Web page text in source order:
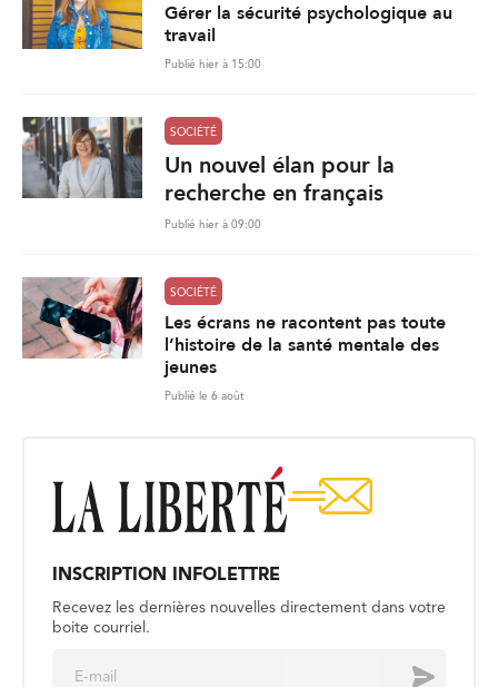
Gérer la sécurité psychologique au
travail
Publié hier à 15:00
SOCIÉTÉ
Un nouvel élan pour la
recherche en français
Publié hier à 09:00
SOCIÉTÉ
Les écrans ne racontent pas toute
l’histoire de la santé mentale des
jeunes
Publié le 6 août
INSCRIPTION INFOLETTRE
Recevez les dernières nouvelles directement dans votre
boite courriel.
Envoyer